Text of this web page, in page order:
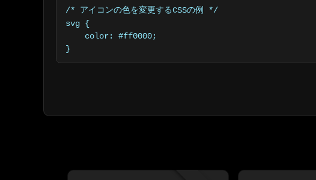
/* アイコンの色を変更するCSSの例 */
svg {
    color: #ff0000;
}